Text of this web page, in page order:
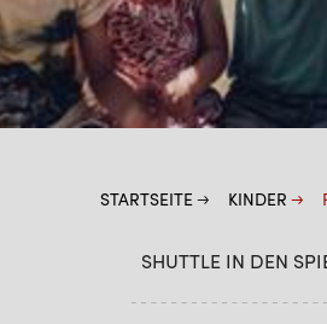
BABYURLAUB
KINDER SOMMERPROGRAMM
KINDER WINTERPROGRAMM
KIDS BIKE
KIDS COOK
FURGLER SPIELEPARK (IM
STARTSEITE KINDER
SHUTTLE IN DEN